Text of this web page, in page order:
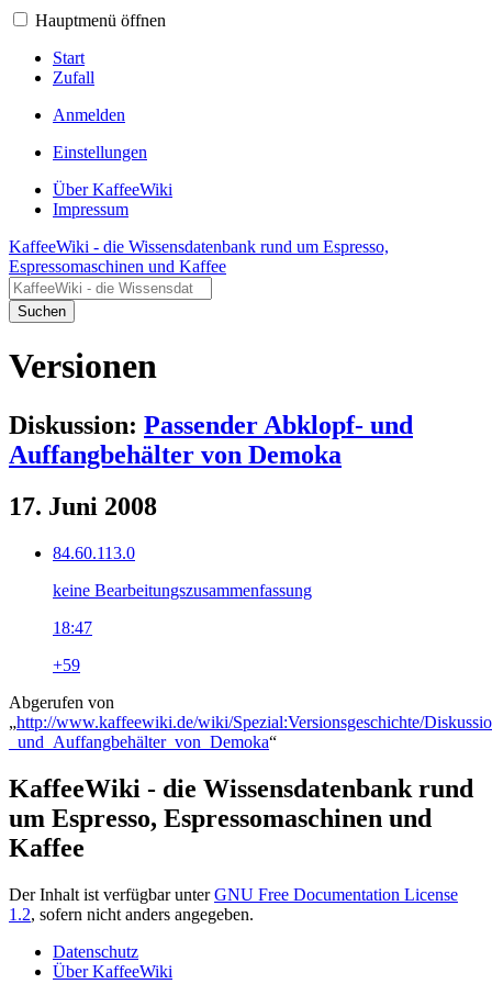
Hauptmenü öffnen
Start
Zufall
Anmelden
Einstellungen
Über KaffeeWiki
Impressum
KaffeeWiki - die Wissensdatenbank rund um Espresso,
Espressomaschinen und Kaffee
Suchen
Versionen
Diskussion: Passender Abklopf- und
Auffangbehälter von Demoka
17. Juni 2008
84.60.113.0
keine Bearbeitungszusammenfassung
18:47
+59
Abgerufen von
„http://www.kaffeewiki.de/wiki/Spezial:Versionsgeschichte/
_und_Auffangbehälter_von_Demoka“
KaffeeWiki - die Wissensdatenbank rund
um Espresso, Espressomaschinen und
Kaffee
Der Inhalt ist verfügbar unterGNU Free Documentation License
1.2, sofern nicht anders angegeben.
Datenschutz
Über KaffeeWiki